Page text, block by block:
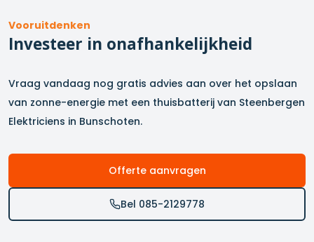
Vooruitdenken
Investeer in onafhankelijkheid
Vraag vandaag nog gratis advies aan over het opslaan
van zonne-energie met een thuisbatterij van Steenbergen
Elektriciens in Bunschoten.
Offerte aanvragen
Bel 085-2129778